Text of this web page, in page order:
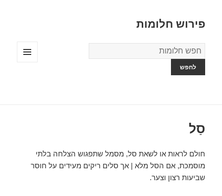
פירוש חלומות
מילון
החלומות
סַל
חולם לראות או לשאת סל, מסמל שתפגוש הצלחה בלתי
מוסמכת, אם הסל מלא | אך סלים ריקים מעידים על חוסר
שביעות רצון וצער.